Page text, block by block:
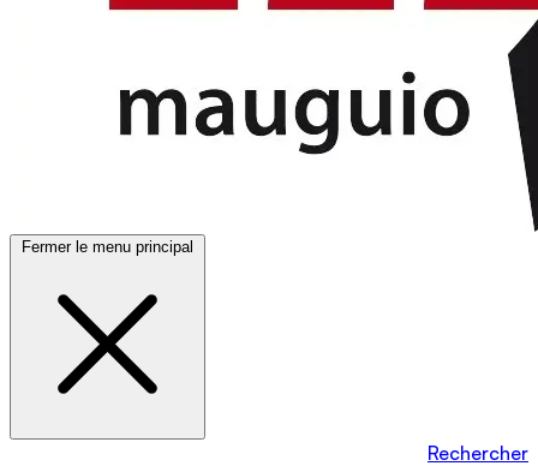
Fermer le menu principal
Rechercher